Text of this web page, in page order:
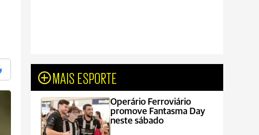
MAIS ESPORTE
Operário Ferroviário
promove Fantasma Day
neste sábado